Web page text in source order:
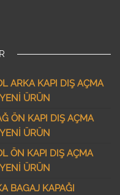
ARKA KAPI DIŞ AÇMA
ÜRÜN
ÖN KAPI DIŞ AÇMA
ÜRÜN
ÖN KAPI DIŞ AÇMA
ÜRÜN
BAGAJ KAPAĞI